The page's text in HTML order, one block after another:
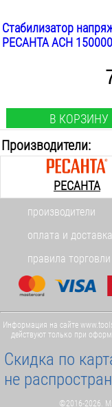
Стабилизатор
РЕСАНТА АСН
В КОРЗИНУ
Производители:
РЕСАНТА
производители
оплата и доставка
правила торговли
Информация на сайте
действуют только при
Скидка по
не
©2016-2026.